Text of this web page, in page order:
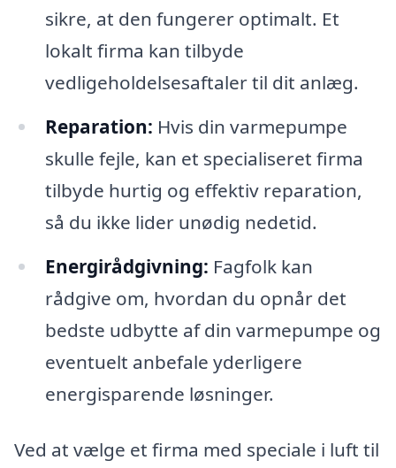
sikre, at den fungerer optimalt. Et
lokalt firma kan tilbyde
vedligeholdelsesaftaler til dit anlæg.
Reparation: Hvis din varmepumpe
skulle fejle, kan et specialiseret firma
tilbyde hurtig og effektiv reparation,
så du ikke lider unødig nedetid.
Energirådgivning: Fagfolk kan
rådgive om, hvordan du opnår det
bedste udbytte af din varmepumpe og
eventuelt anbefale yderligere
energisparende løsninger.
Ved at vælge et firma med speciale i luft til